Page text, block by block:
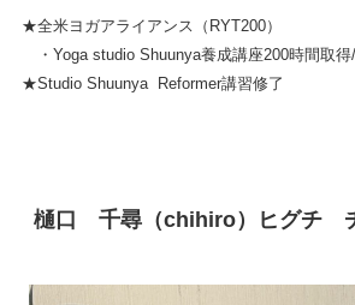
★全米ヨガアライアンス（RYT200）
・Yoga studio Shuunya養成講座200時間取得
★Studio Shuunya Reformer講習修了
樋口 千尋（chihiro）ヒグチ